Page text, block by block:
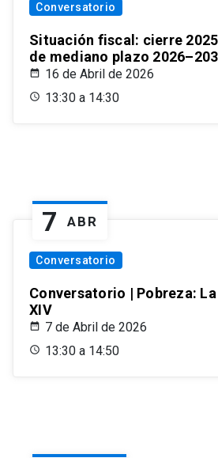
Conversatorio
Situación fiscal: cierre
de mediano plazo
16 de Abril de 2026
13:30 a 14:30
7 ABR
Conversatorio
Conversatorio | Pobreza:
XIV
7 de Abril de 2026
13:30 a 14:50